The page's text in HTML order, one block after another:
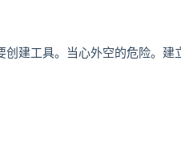
建工具。当心外空的危险。建